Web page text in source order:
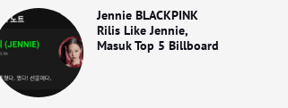
Jennie BLACKPINK
Rilis Like Jennie,
Masuk Top 5 Billboard